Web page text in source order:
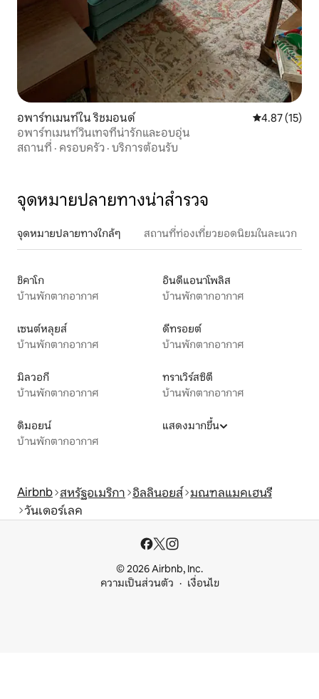
อพาร์ทเมนท์ใน ริชมอนด์ คะแนนเฉลี่ย
4.87 (15)
อพาร์ทเมนท์วินเทจที่น่ารักและอบอุ่น
สถานที่ · ครอบครัว · บริการต้อนรับ
จุดหมายปลายทางน่าสำรวจ
จุดหมายปลายทางใกล้ๆ สถานที่ท่องเที่ยวยอดนิยมในละแวก
ชิคาโก
บ้านพักตากอากาศ
อินดีแอนาโพลิส
บ้านพักตากอากาศ
เซนต์หลุยส์
บ้านพักตากอากาศ
ดีทรอยต์
บ้านพักตากอากาศ
มิลวอกี
บ้านพักตากอากาศ
ทราเวิร์สซิตี
บ้านพักตากอากาศ
ดิมอยน์
บ้านพักตากอากาศ
แสดงมากขึ้น
Airbnb สหรัฐอเมริกา อิลลินอยส์ มณฑลแมคเฮนรี
วันเดอร์เลค
© 2026 Airbnb, Inc.
ความเป็นส่วนตัว
เงื่อนไข